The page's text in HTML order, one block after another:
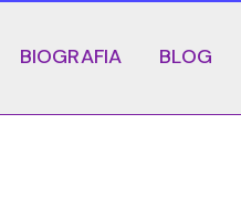
BIOGRAFIA BLOG